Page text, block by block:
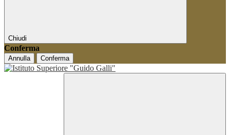
Chiudi
Conferma
Annulla Conferma